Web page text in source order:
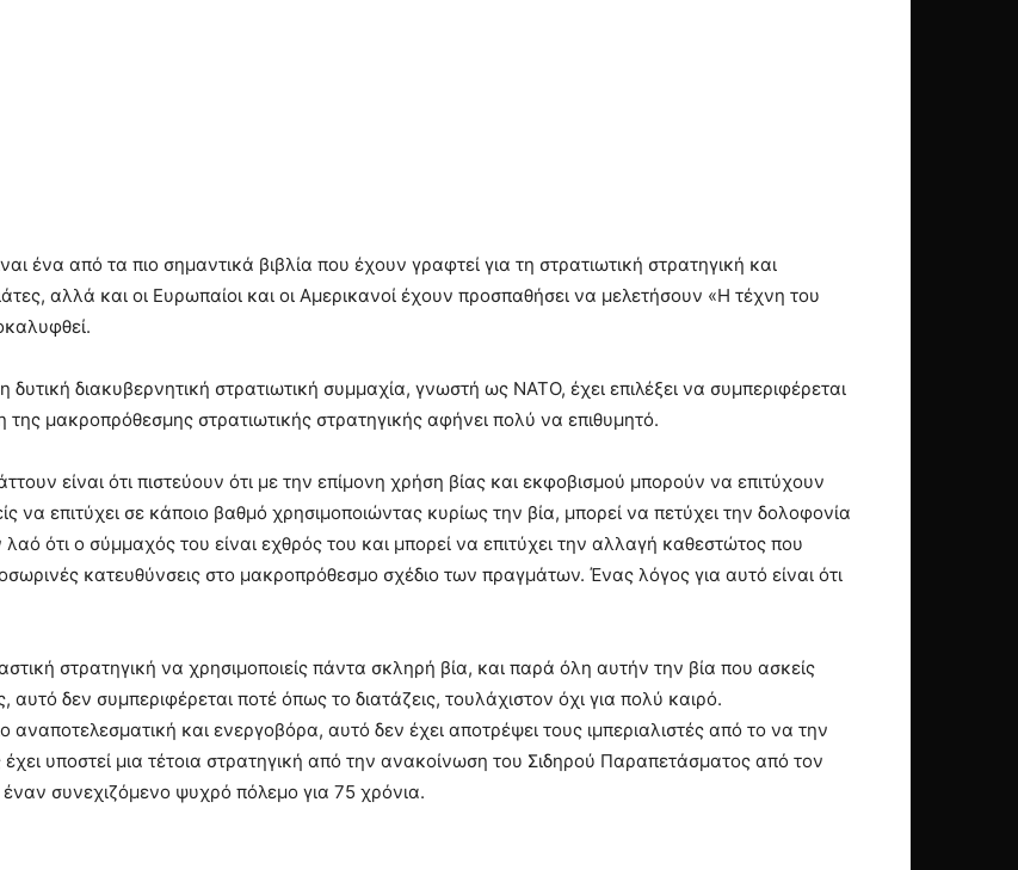
ένα από τα πιο σημαντικά βιβλία που έχουν γραφτεί για τη στρατιωτική στρατηγική και
αλλά και οι Ευρωπαίοι και οι Αμερικανοί έχουν προσπαθήσει να μελετήσουν «Η τέχνη του
διακυβερνητική στρατιωτική συμμαχία, γνωστή ως ΝΑΤΟ, έχει επιλέξει να συμπεριφέρεται
της μακροπρόθεσμης στρατιωτικής στρατηγικής αφήνει πολύ να επιθυμητό.
είναι ότι πιστεύουν ότι με την επίμονη χρήση βίας και εκφοβισμού μπορούν να επιτύχουν
να επιτύχει σε κάποιο βαθμό χρησιμοποιώντας κυρίως την βία, μπορεί να πετύχει την δολοφονία
ότι ο σύμμαχός του είναι εχθρός του και μπορεί να επιτύχει την αλλαγή καθεστώτος που
κατευθύνσεις στο μακροπρόθεσμο σχέδιο των πραγμάτων. Ένας λόγος για αυτό είναι ότι
στρατηγική να χρησιμοποιείς πάντα σκληρή βία, και παρά όλη αυτήν την βία που ασκείς
δεν συμπεριφέρεται ποτέ όπως το διατάζεις, τουλάχιστον όχι για πολύ καιρό.
αναποτελεσματική και ενεργοβόρα, αυτό δεν έχει αποτρέψει τους ιμπεριαλιστές από το να την
υποστεί μια τέτοια στρατηγική από την ανακοίνωση του Σιδηρού Παραπετάσματος από τον
συνεχιζόμενο ψυχρό πόλεμο για 75 χρόνια.